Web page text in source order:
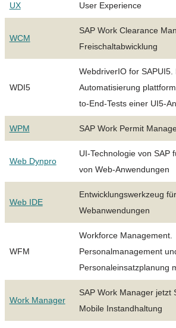
UX User Experience
WCM
SAP Work Clearance
Freischaltabwicklung
WDI5
WebdriverIO for
Automatisierung
to-End-Tests einer UI5-
WPM SAP Work Permit
Web Dynpro
UI-Technologie von SAP
von Web-Anwendungen
Web IDE
Entwicklungswerkzeug
Webanwendungen
WFM
Workforce Management.
Personalmanagement
Personaleinsatzplanung
Work Manager
SAP Work Manager jetzt
Mobile Instandhaltung